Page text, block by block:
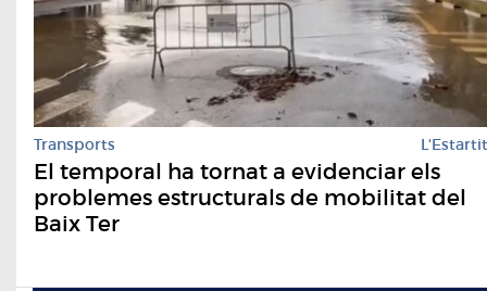
Transports L'Estartit
El temporal ha tornat a evidenciar els
problemes estructurals de mobilitat del
Baix Ter